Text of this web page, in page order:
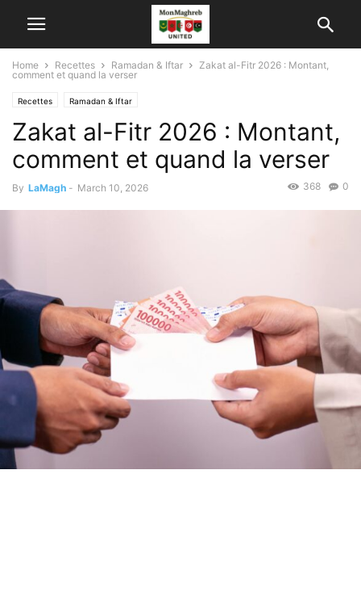
Home Recettes Ramadan & Iftar
Zakat al-Fitr 2026 : Montant,
comment et quand la verser
Recettes Ramadan & Iftar
Zakat al-Fitr 2026 : Montant,
comment et quand la verser
By LaMagh - March 10, 2026 0
368